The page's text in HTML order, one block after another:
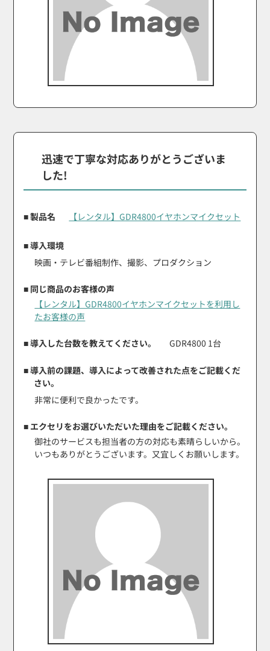
迅速で丁寧な対応ありがとうございま
した!
■ 製品名 【レンタル】GDR4800イヤホンマイクセット
■ 導入環境
映画・テレビ番組制作、撮影、プロダクション
■ 同じ商品のお客様の声
【レンタル】GDR4800イヤホンマイクセットを利用し
たお客様の声
■ 導入した台数を教えてください。 GDR4800 1台
■ 導入前の課題、導入によって改善された点をご記載くだ
さい。
非常に便利で良かったです。
■ エクセリをお選びいただいた理由をご記載ください。
御社のサービスも担当者の方の対応も素晴らしいから。
いつもありがとうございます。又宜しくお願いします。